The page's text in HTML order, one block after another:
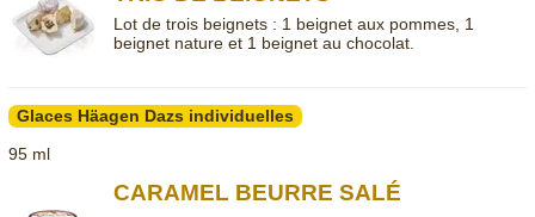
Lot de trois beignets : 1 beignet aux pommes, 1
beignet nature et 1 beignet au chocolat.
Glaces Häagen Dazs individuelles
95 ml
CARAMEL BEURRE SALÉ